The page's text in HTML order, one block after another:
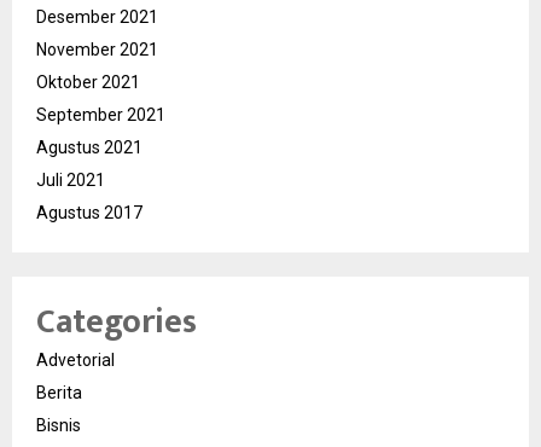
Desember 2021
November 2021
Oktober 2021
September 2021
Agustus 2021
Juli 2021
Agustus 2017
Categories
Advetorial
Berita
Bisnis